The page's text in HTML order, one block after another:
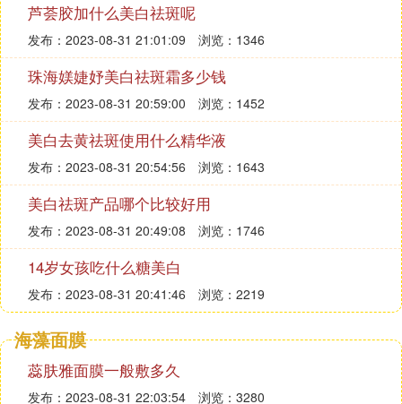
芦荟胶加什么美白祛斑呢
发布：2023-08-31 21:01:09 浏览：1346
珠海媄婕妤美白祛斑霜多少钱
发布：2023-08-31 20:59:00 浏览：1452
美白去黄祛斑使用什么精华液
发布：2023-08-31 20:54:56 浏览：1643
美白祛斑产品哪个比较好用
发布：2023-08-31 20:49:08 浏览：1746
14岁女孩吃什么糖美白
发布：2023-08-31 20:41:46 浏览：2219
海藻面膜
蕊肤雅面膜一般敷多久
发布：2023-08-31 22:03:54 浏览：3280